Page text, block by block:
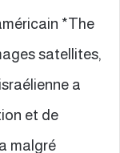
*The
satellites,
a
et de
malgré